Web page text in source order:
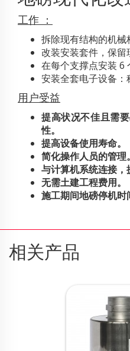
工作 ：
拆除现有结构的机械
改装安装套件，保留
在每个支撑点安装 6
安装全套电子设备：
用户受益
提高状况不佳且需
性。
提高设备使用寿命。
简化操作人员的管理。
与计算机系统连接，
无需土建工程费用。
施工期间地磅停机时
相关产品